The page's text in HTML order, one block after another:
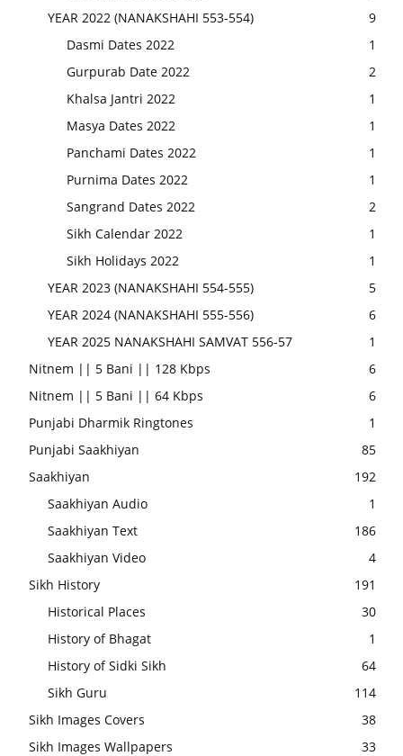
YEAR 2022 (NANAKSHAHI 553-554)
9
Dasmi Dates 2022
1
Gurpurab Date 2022
2
Khalsa Jantri 2022
1
Masya Dates 2022
1
Panchami Dates 2022
1
Purnima Dates 2022
1
Sangrand Dates 2022
2
Sikh Calendar 2022
1
Sikh Holidays 2022
1
YEAR 2023 (NANAKSHAHI 554-555)
5
YEAR 2024 (NANAKSHAHI 555-556)
6
YEAR 2025 NANAKSHAHI SAMVAT 556-57
1
Nitnem || 5 Bani || 128 Kbps
6
Nitnem || 5 Bani || 64 Kbps
6
Punjabi Dharmik Ringtones
1
Punjabi Saakhiyan
85
Saakhiyan
192
Saakhiyan Audio
1
Saakhiyan Text
186
Saakhiyan Video
4
Sikh History
191
Historical Places
30
History of Bhagat
1
History of Sidki Sikh
64
Sikh Guru
114
Sikh Images Covers
38
Sikh Images Wallpapers
33